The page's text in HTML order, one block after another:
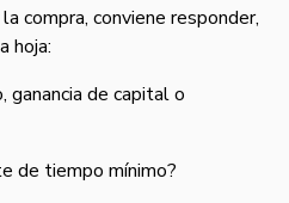
compra, conviene responder,
hoja:
ganancia de capital o
de tiempo mínimo?